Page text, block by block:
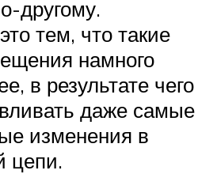
другому.
тем, что такие
намного
в результате чего
даже самые
изменения в
цепи.